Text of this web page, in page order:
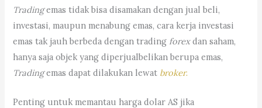
Tradingemas tidak bisa disamakan dengan jual beli,
investasi, maupun menabung emas, cara kerja investasi
emas tak jauh berbeda dengan trading forexdan saham,
hanya saja objek yang diperjualbelikan berupa emas,
Tradingemas dapat dilakukan lewat broker.
Penting untuk memantau harga dolar AS jika